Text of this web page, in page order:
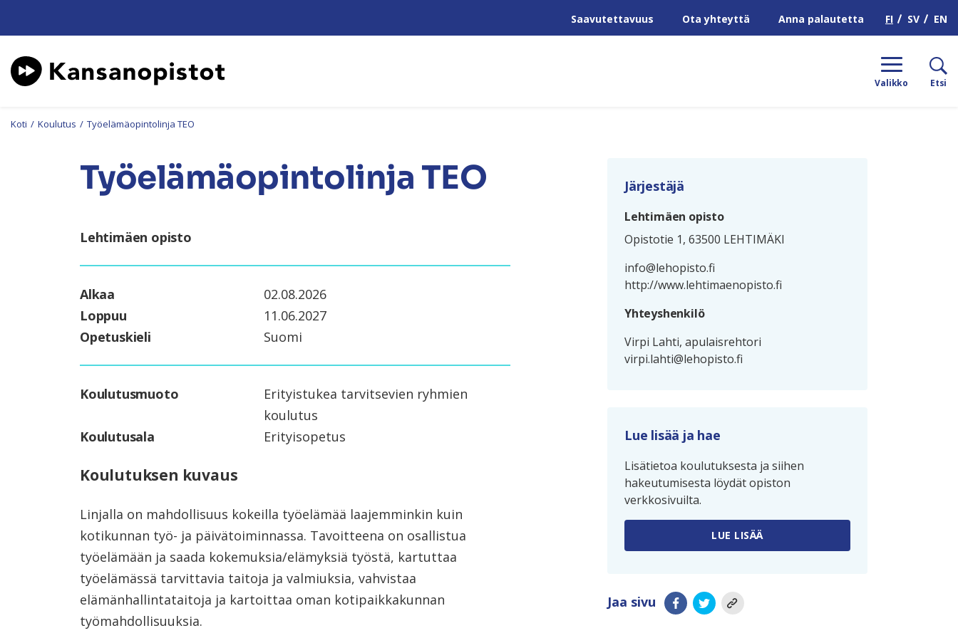
Saavutettavuus Ota yhteyttä Anna palautetta FI SV EN
Valikko Etsi
Koti / Koulutus / Työelämäopintolinja TEO
Työelämäopintolinja TEO
Lehtimäen opisto
Alkaa
02.08.2026
Loppuu
11.06.2027
Opetuskieli
Suomi
Koulutusmuoto
Erityistukea tarvitsevien ryhmien
koulutus
Koulutusala
Erityisopetus
Koulutuksen kuvaus
Linjalla on mahdollisuus kokeilla työelämää laajemminkin kuin
kotikunnan työ- ja päivätoiminnassa. Tavoitteena on osallistua
työelämään ja saada kokemuksia/elämyksiä työstä, kartuttaa
työelämässä tarvittavia taitoja ja valmiuksia, vahvistaa
elämänhallintataitoja ja kartoittaa oman kotipaikkakunnan
työmahdollisuuksia.
Järjestäjä
Lehtimäen opisto
Opistotie 1, 63500 LEHTIMÄKI
info@lehopisto.fi
http://www.lehtimaenopisto.fi
Yhteyshenkilö
Virpi Lahti, apulaisrehtori
virpi.lahti@lehopisto.fi
Lue lisää ja hae
Lisätietoa koulutuksesta ja siihen
hakeutumisesta löydät opiston
verkkosivuilta.
LUE LISÄÄ
Jaa sivu